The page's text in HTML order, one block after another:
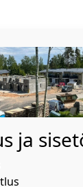
ja